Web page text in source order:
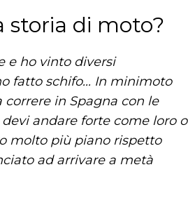
storia di moto?
e ho vinto diversi
fatto schifo... In minimoto
in Spagna con le
andare forte come loro o
molto più piano rispetto
ad arrivare a metà